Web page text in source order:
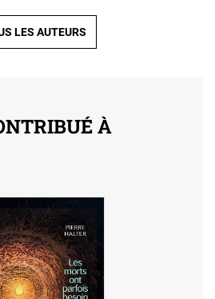
LES AUTEURS
À